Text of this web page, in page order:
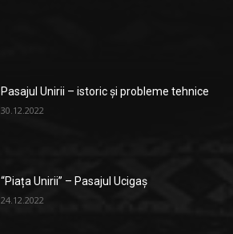
Pasajul Unirii – istoric și probleme tehnice
30.12.2022
“Piața Unirii” – Pasajul Ucigaș
24.12.2022